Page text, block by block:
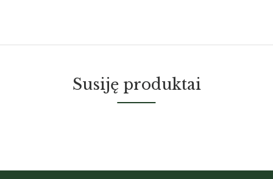
Susiję produktai